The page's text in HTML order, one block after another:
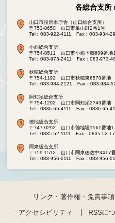
各総合支所
山口市役所本庁舎（山口総合支所）
〒753-8650 山口市亀山町2番1号
Tel：083-922-4111
Fax：083-934-
小郡総合支所
〒754-8511 山口市小郡下郷609番地1
Tel：083-973-2411
Fax：083-973-
秋穂総合支所
〒754-1192 山口市秋穂東6570番地
Tel：083-984-2121
Fax：083-984-
阿知須総合支所
〒754-1292 山口市阿知須2743番地
Tel：0836-65-4111
Fax：0836-65-
徳地総合支所
〒747-0292 山口市徳地堀1561番地1
Tel：0835-52-1111
Fax：0835-52-
阿東総合支所
〒759-1512 山口市阿東徳佐中3417
Tel：083-956-0111
Fax：083-956-
リンク・著作権・免責事項
アクセシビリティ
RSSに